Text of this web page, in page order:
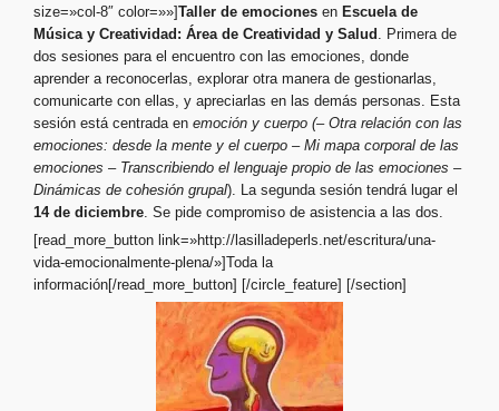
size=»col-8″ color=»»]Taller de emociones en Escuela de
Música y Creatividad: Área de Creatividad y Salud . Primera de
dos sesiones para el encuentro con las emociones, donde
aprender a reconocerlas, explorar otra manera de gestionarlas,
comunicarte con ellas, y apreciarlas en las demás personas. Esta
sesión está centrada en emoción y cuerpo (– Otra relación con las
emociones: desde la mente y el cuerpo – Mi mapa corporal de las
emociones – Transcribiendo el lenguaje propio de las emociones –
Dinámicas de cohesión grupal). La segunda sesión tendrá lugar el
14 de diciembre. Se pide compromiso de asistencia a las dos.
[read_more_button link=»http://lasilladeperls.net/escritura/una-
vida-emocionalmente-plena/»]Toda la
información[/read_more_button] [/circle_feature] [/section]